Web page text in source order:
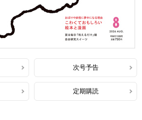
次号予告
定期購読